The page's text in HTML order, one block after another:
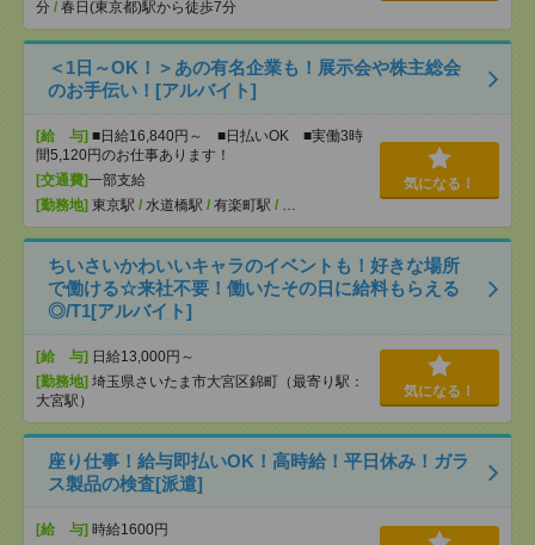
分 / 春日(東京都)駅から徒歩7分
＜1日～OK！＞あの有名企業も！展示会や株主総会
のお手伝い！[アルバイト]
[給 与] ■日給16,840円～ ■日払いOK ■実働3時
間5,120円のお仕事あります！
[交通費]一部支給
[勤務地] 東京駅 / 水道橋駅 / 有楽町駅 / …
気になる！
ちいさいかわいいキャラのイベントも！好きな場所
で働ける☆来社不要！働いたその日に給料もらえる
◎/T1[アルバイト]
[給 与] 日給13,000円～
[勤務地] 埼玉県さいたま市大宮区錦町（最寄り駅：
大宮駅）
気になる！
座り仕事！給与即払いOK！高時給！平日休み！ガラ
ス製品の検査[派遣]
[給 与] 時給1600円